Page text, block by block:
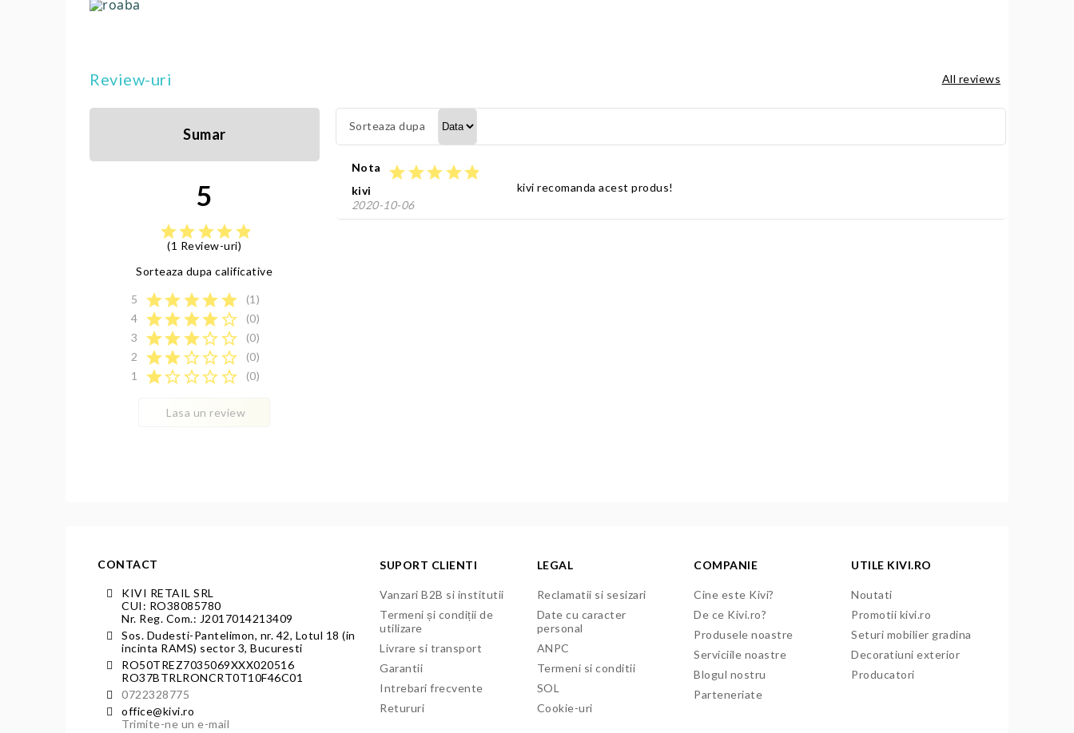
Review-uri All reviews
Sumar
5
starstarstarstarstar
(1 Review-uri)
Sorteaza dupa calificative
5 starstarstarstarstar
(1)
4
starstarstarstarstar_border
(0)
3
starstarstarstar_borderstar_border
(0)
2
starstarstar_borderstar_borderstar_border
(0)
1
starstar_borderstar_borderstar_borderstar_border (0)
Lasa un review
Sorteaza dupa
Nota starstarstarstarstar
kivi
2020-10-06
kivi recomanda acest produs!
CONTACT
KIVI RETAIL SRL
CUI: RO38085780
Nr. Reg. Com.: J2017014213409
Sos. Dudesti-Pantelimon, nr. 42, Lotul 18 (in
incinta RAMS) sector 3, Bucuresti
RO50TREZ7035069XXX020516
RO37BTRLRONCRT0T10F46C01
0722328775
office@kivi.ro
Trimite-ne un e-mail
SUPORT CLIENTI
Vanzari B2B si institutii
Termeni și condiții de
utilizare
Livrare si transport
Garantii
Intrebari frecvente
Retururi
LEGAL
Reclamatii si sesizari
Date cu caracter
personal
ANPC
Termeni si conditii
SOL
Cookie-uri
COMPANIE
Cine este Kivi?
De ce Kivi.ro?
Produsele noastre
Serviciile noastre
Blogul nostru
Parteneriate
UTILE KIVI.RO
Noutati
Promotii kivi.ro
Seturi mobilier gradina
Decoratiuni exterior
Producatori